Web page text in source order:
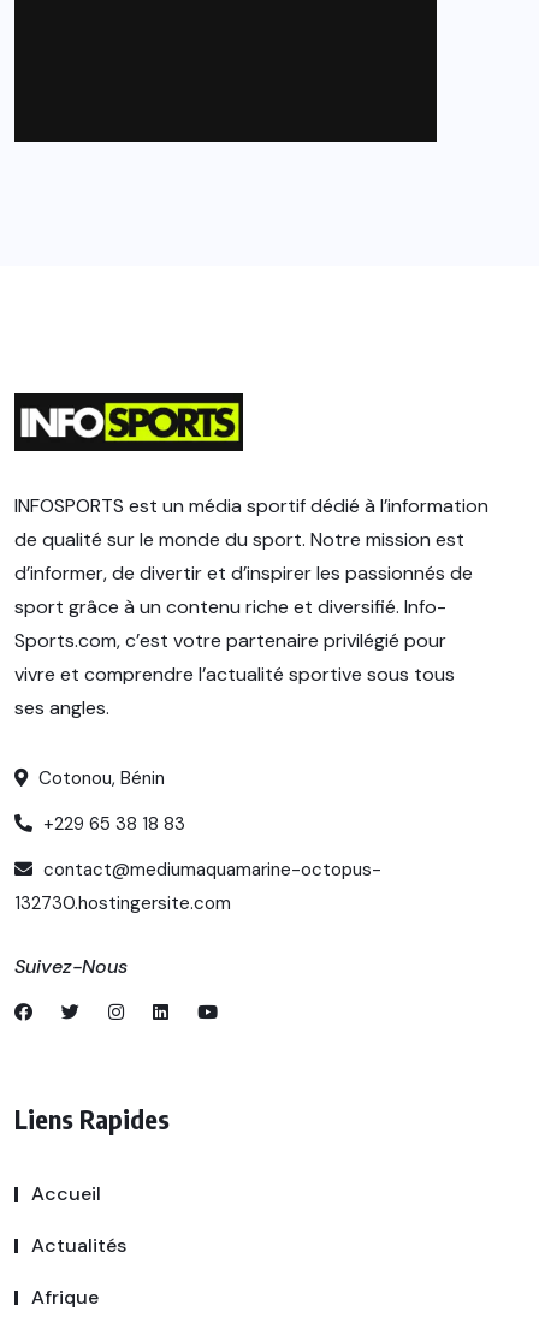
INFOSPORTS est un média sportif dédié à l’information
de qualité sur le monde du sport. Notre mission est
d’informer, de divertir et d’inspirer les passionnés de
sport grâce à un contenu riche et diversifié. Info-
Sports.com, c’est votre partenaire privilégié pour
vivre et comprendre l’actualité sportive sous tous
ses angles.
Cotonou, Bénin
+229 65 38 18 83
contact@mediumaquamarine-octopus-
132730.hostingersite.com
Suivez-Nous
Liens Rapides
Accueil
Actualités
Afrique